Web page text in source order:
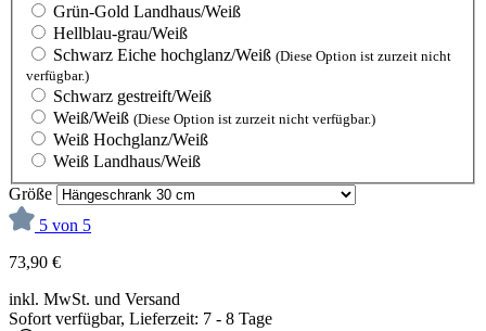
Grün-Gold Landhaus/Weiß
Hellblau-grau/Weiß
Schwarz Eiche hochglanz/Weiß (Diese Option ist zurzeit nicht
verfügbar.)
Schwarz gestreift/Weiß
Weiß/Weiß (Diese Option ist zurzeit nicht verfügbar.)
Weiß Hochglanz/Weiß
Weiß Landhaus/Weiß
Größe
5 von 5
73,90 €
inkl. MwSt. und Versand
Sofort verfügbar, Lieferzeit: 7 - 8 Tage